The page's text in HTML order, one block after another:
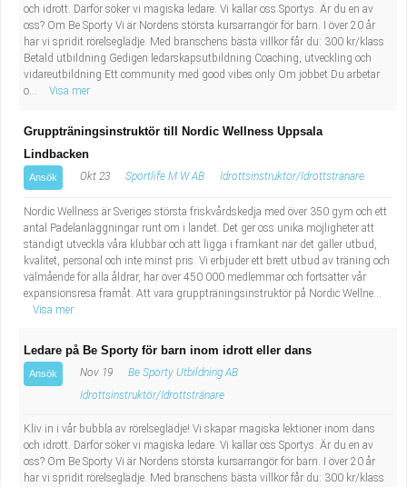
och idrott. Därför söker vi magiska ledare. Vi kallar oss Sportys. Är du en av
oss? Om Be Sporty Vi är Nordens största kursarrangör för barn. I över 20 år
har vi spridit rörelseglädje. Med branschens bästa villkor får du: 300 kr/klass
Betald utbildning Gedigen ledarskapsutbildning Coaching, utveckling och
vidareutbildning Ett community med good vibes only Om jobbet Du arbetar
o...
Visa mer
Gruppträningsinstruktör till Nordic Wellness Uppsala
Lindbacken
Ansök Okt 23 Sportlife M W AB Idrottsinstruktör/Idrottstränare
Nordic Wellness är Sveriges största friskvårdskedja med över 350 gym och ett
antal Padelanläggningar runt om i landet. Det ger oss unika möjligheter att
ständigt utveckla våra klubbar och att ligga i framkant när det gäller utbud,
kvalitet, personal och inte minst pris. Vi erbjuder ett brett utbud av träning och
välmående för alla åldrar, har över 450 000 medlemmar och fortsätter vår
expansionsresa framåt. Att vara gruppträningsinstruktör på Nordic Wellne...
Visa mer
Ledare på Be Sporty för barn inom idrott eller dans
Ansök Nov 19
Be Sporty Utbildning AB
Idrottsinstruktör/Idrottstränare
Kliv in i vår bubbla av rörelseglädje! Vi skapar magiska lektioner inom dans
och idrott. Därför söker vi magiska ledare. Vi kallar oss Sportys. Är du en av
oss? Om Be Sporty Vi är Nordens största kursarrangör för barn. I över 20 år
har vi spridit rörelseglädje. Med branschens bästa villkor får du: 300 kr/klass